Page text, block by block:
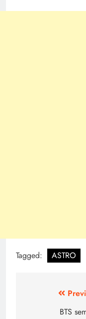
Tagged: ASTRO
navigation
BTS